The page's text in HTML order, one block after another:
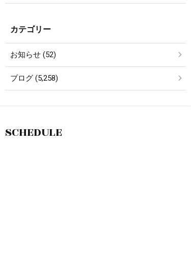
カテゴリー
お知らせ (52)
ブログ (5,258)
SCHEDULE